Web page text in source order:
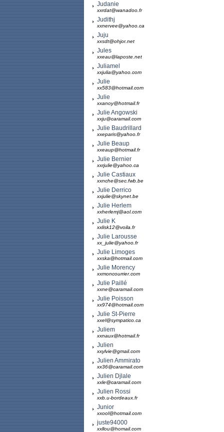
Judanie
xxrdat@wanadoo.fr
Judithj
xxnervee@yahoo.ca
Juju
xxsdt@ohjor.net
Jules
xxeau@laposte.net
Juliamel
xxjulia@yahoo.com
Julie
xx583@hotmail.com
Julie
xxanoy@hotmail.fr
Julie Angowski
xxju@caramail.com
Julie Baudrillard
xxeparis@yahoo.fr
Julie Beaup
xxeaup@hotmail.fr
Julie Bernier
xxrjulie@yahoo.ca
Julie Castiaux
xxnche@sec.fwb.be
Julie Derrico
xxjulie@skynet.be
Julie Herlem
xxherlemj@aol.com
Julie K
xxlisk12@voila.fr
Julie Larousse
xx_julie@yahoo.fr
Julie Limoges
xxska@hotmail.com
Julie Morency
xxmoncourrier.com
Julie Paillé
xxne@caramail.com
Julie Poisson
xx974@hotmail.com
Julie St-Pierre
xxel@sympatico.ca
Juliem
xxnaux@hotmail.fr
Julien
xxylvie@gmail.com
Julien Ammirato
xx36@caramail.com
Julien Djlale
xxle@caramail.com
Julien Rossi
xxb.u-bordeaux.fr
Junior
xxool@hotmail.com
juste94000
xxllou@homail.com